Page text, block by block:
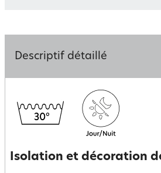
Descriptif détaillé
Isolation et décoration